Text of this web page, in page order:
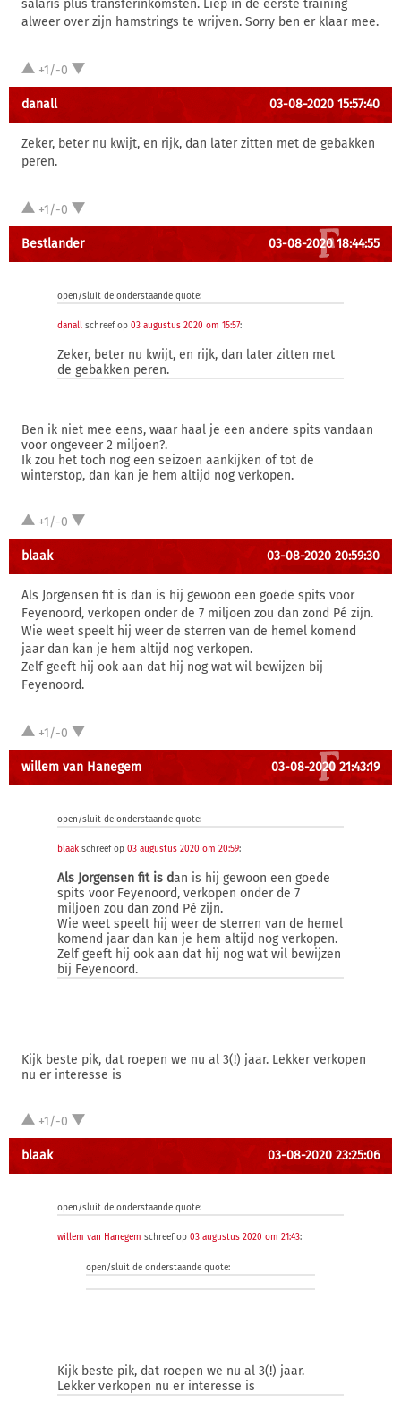
salaris plus transferinkomsten. Liep in de eerste training
alweer over zijn hamstrings te wrijven. Sorry ben er klaar mee.
+1/-0
danall 03-08-2020 15:57:40
Zeker, beter nu kwijt, en rijk, dan later zitten met de gebakken
peren.
+1/-0
Bestlander 03-08-2020 18:44:55
open/sluit de onderstaande quote:
danall schreef op 03 augustus 2020 om 15:57:
Zeker, beter nu kwijt, en rijk, dan later zitten met
de gebakken peren.
Ben ik niet mee eens, waar haal je een andere spits vandaan
voor ongeveer 2 miljoen?.
Ik zou het toch nog een seizoen aankijken of tot de
winterstop, dan kan je hem altijd nog verkopen.
+1/-0
blaak 03-08-2020 20:59:30
Als Jorgensen fit is dan is hij gewoon een goede spits voor
Feyenoord, verkopen onder de 7 miljoen zou dan zond Pé zijn.
Wie weet speelt hij weer de sterren van de hemel komend
jaar dan kan je hem altijd nog verkopen.
Zelf geeft hij ook aan dat hij nog wat wil bewijzen bij
Feyenoord.
+1/-0
willem van Hanegem 03-08-2020 21:43:19
open/sluit de onderstaande quote:
blaak schreef op 03 augustus 2020 om 20:59:
Als Jorgensen fit is dan is hij gewoon een goede
spits voor Feyenoord, verkopen onder de 7
miljoen zou dan zond Pé zijn.
Wie weet speelt hij weer de sterren van de hemel
komend jaar dan kan je hem altijd nog verkopen.
Zelf geeft hij ook aan dat hij nog wat wil bewijzen
bij Feyenoord.
Kijk beste pik, dat roepen we nu al 3(!) jaar. Lekker verkopen
nu er interesse is
+1/-0
blaak 03-08-2020 23:25:06
open/sluit de onderstaande quote:
willem van Hanegem schreef op 03 augustus 2020 om 21:43:
open/sluit de onderstaande quote:
Kijk beste pik, dat roepen we nu al 3(!) jaar.
Lekker verkopen nu er interesse is